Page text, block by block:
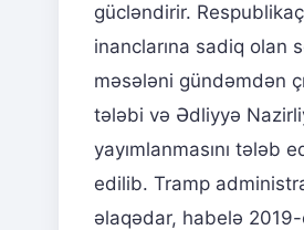
gücləndirir.
inanclarına sadiq olan
məsələni gündəmdən
tələbi və Ədliyyə
yayımlanmasını
edilib. Tramp
əlaqədar, habelə